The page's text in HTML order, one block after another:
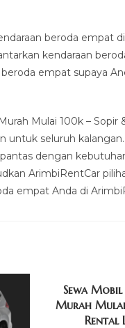
beroda empat
kendaraan
empat supaya
Mulai 100k –
untuk seluruh
dengan
ArimbiRentCar
empat Anda di
Sewa
Murah
Rental